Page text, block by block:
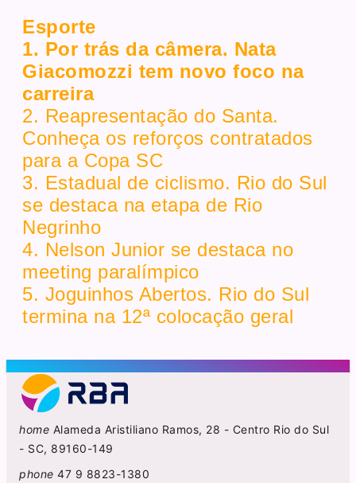
Esporte
1. Por trás da câmera. Nata
Giacomozzi tem novo foco na
carreira
2. Reapresentação do Santa.
Conheça os reforços contratados
para a Copa SC
3. Estadual de ciclismo. Rio do Sul
se destaca na etapa de Rio
Negrinho
4. Nelson Junior se destaca no
meeting paralímpico
5. Joguinhos Abertos. Rio do Sul
termina na 12ª colocação geral
home Alameda Aristiliano Ramos, 28 - Centro Rio do Sul
- SC, 89160-149
phone 47 9 8823-1380